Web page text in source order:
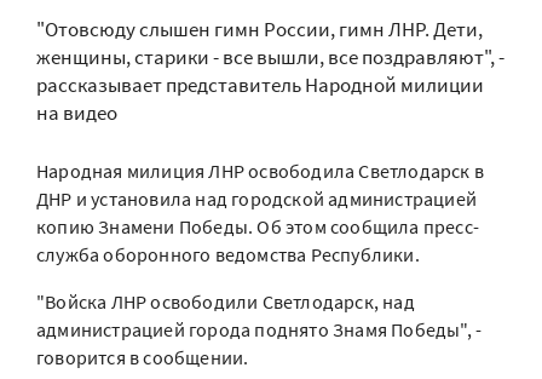
"Отовсюду слышен гимн России, гимн ЛНР. Дети,
женщины, старики - все вышли, все поздравляют", -
рассказывает представитель Народной милиции
на видео
Народная милиция ЛНР освободила Светлодарск в
ДНР и установила над городской администрацией
копию Знамени Победы. Об этом сообщила пресс-
служба оборонного ведомства Республики.
"Войска ЛНР освободили Светлодарск, над
администрацией города поднято Знамя Победы", -
говорится в сообщении.